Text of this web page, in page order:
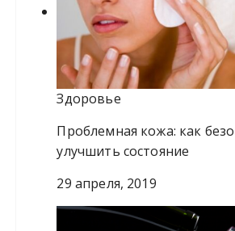
Здоровье
Проблемная кожа: как
улучшить состояние
29 апреля, 2019